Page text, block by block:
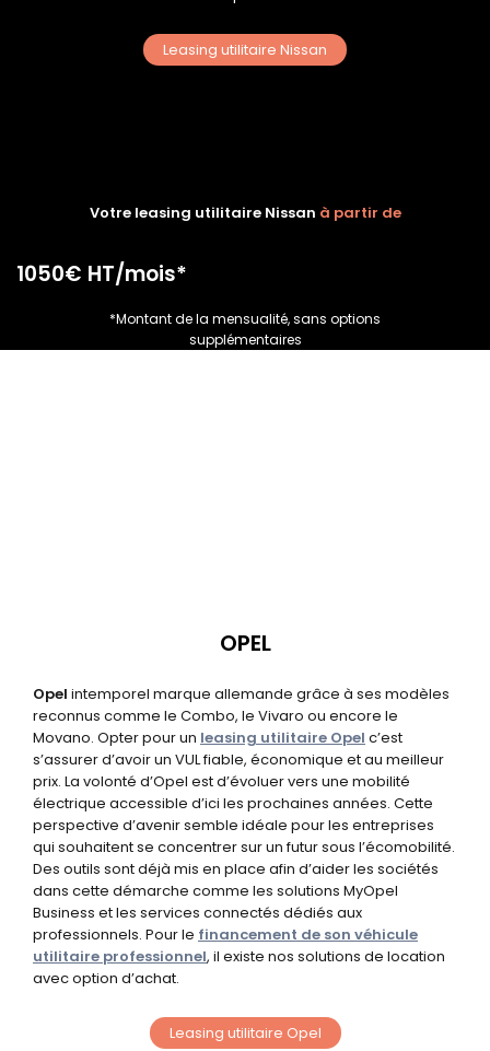
Leasing utilitaire Nissan
Votre leasing utilitaire Nissan à partir de
1050€ HT/mois*
*Montant de la mensualité, sans options
supplémentaires
OPEL
Opel intemporel marque allemande grâce à ses modèles
reconnus comme le Combo, le Vivaro ou encore le
Movano. Opter pour un leasing utilitaire Opel c’est
s’assurer d’avoir un VUL fiable, économique et au meilleur
prix. La volonté d’Opel est d’évoluer vers une mobilité
électrique accessible d’ici les prochaines années. Cette
perspective d’avenir semble idéale pour les entreprises
qui souhaitent se concentrer sur un futur sous l’écomobilité.
Des outils sont déjà mis en place afin d’aider les sociétés
dans cette démarche comme les solutions MyOpel
Business et les services connectés dédiés aux
professionnels. Pour le financement de son véhicule
utilitaire professionnel, il existe nos solutions de location
avec option d’achat.
Leasing utilitaire Opel